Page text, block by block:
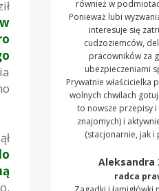
również w
Ponieważ lubi
interesuje się
cudzoziemców,
pracowników za
ubezpieczeniami
Prywatnie właścicielka
wolnych chwilach
to nowsze przepisy
znajomych) i
(stacjonarnie, jak i
Aleksandra
radca